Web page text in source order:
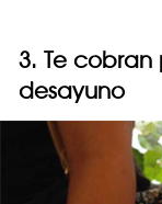
3. Te cobran
desayuno